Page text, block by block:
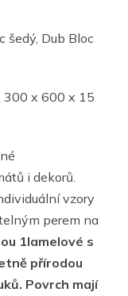
šedý, Dub Bloc
300 x 600 x 15
i dekorů.
vzory
perem na
1lamelové s
přírodou
Povrch mají